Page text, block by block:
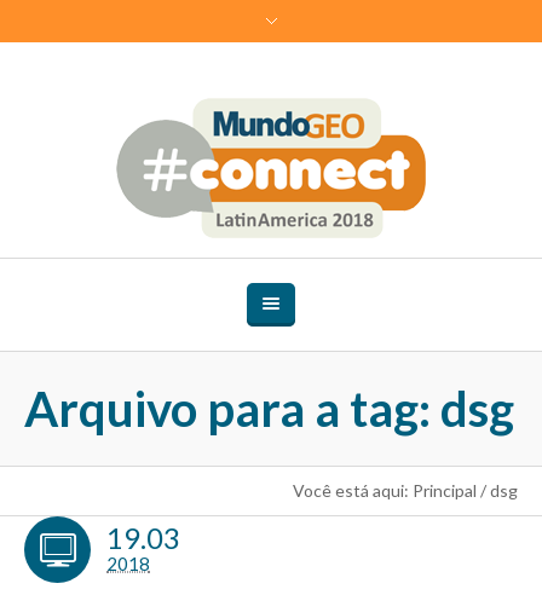
Arquivo para a tag: dsg
Você está aqui: Principal /dsg
19.03
2018